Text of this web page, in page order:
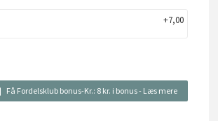
+7,00
Få Fordelsklub bonus-Kr.: 8 kr. i bonus- Læs mere